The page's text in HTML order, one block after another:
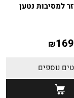
למסיבות נטען
₪169
נוספים